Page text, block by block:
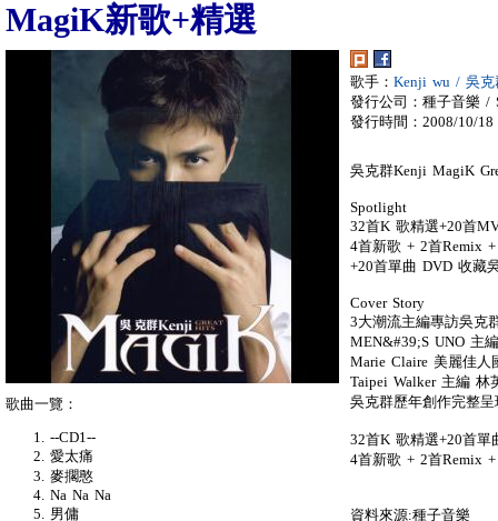
MagiK新歌+精選
歌手： Kenji wu / 吳克
發行公司：種子音樂 /
發行時間：2008/10/18
吳克群Kenji MagiK
Spotlight
32首K 歌精選+20首
4首新歌 + 2首Remix
+20首單曲 DVD 收藏
Cover Story
3大潮流主編專訪吳克
MEN&#39;S UNO 主
Marie Claire 美麗佳人
Taipei Walker 主編 林
吳克群歷年創作完整
32首K 歌精選+20首單
4首新歌 + 2首Remix
資料來源:種子音樂
歌曲一覽：
--CD1--
愛太痛
麥擱憨
Na Na Na
男傭